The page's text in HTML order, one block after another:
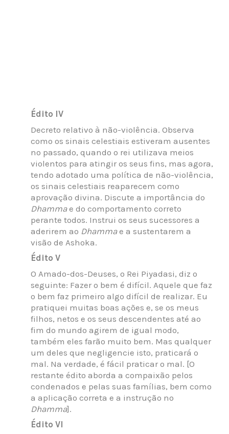
Édito IV
Decreto relativo à não-violência. Observa
como os sinais celestiais estiveram ausentes
no passado, quando o rei utilizava meios
violentos para atingir os seus fins, mas agora,
tendo adotado uma política de não-violência,
os sinais celestiais reaparecem como
aprovação divina. Discute a importância do
Dhammae do comportamento correto
perante todos. Instrui os seus sucessores a
aderirem ao Dhammae a sustentarem a
visão de Ashoka.
Édito V
O Amado-dos-Deuses, o Rei Piyadasi, diz o
seguinte: Fazer o bem é difícil. Aquele que faz
o bem faz primeiro algo difícil de realizar. Eu
pratiquei muitas boas ações e, se os meus
filhos, netos e os seus descendentes até ao
fim do mundo agirem de igual modo,
também eles farão muito bem. Mas qualquer
um deles que negligencie isto, praticará o
mal. Na verdade, é fácil praticar o mal. [O
restante édito aborda a compaixão pelos
condenados e pelas suas famílias, bem como
a aplicação correta e a instrução no
Dhamma].
Édito VI